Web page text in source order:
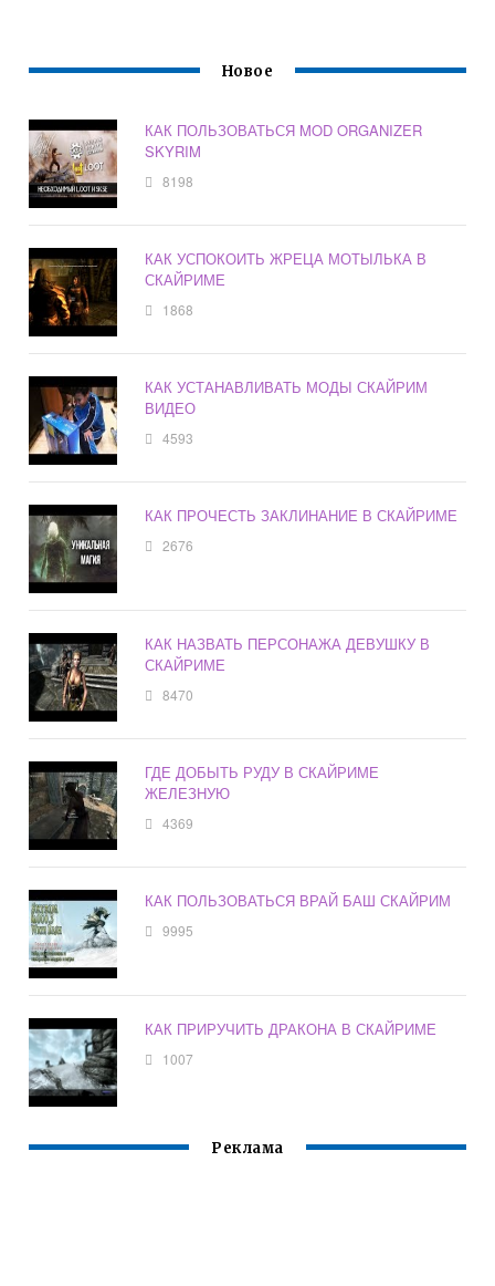
Новое
КАК ПОЛЬЗОВАТЬСЯ MOD ORGANIZER
SKYRIM
8198
КАК УСПОКОИТЬ ЖРЕЦА МОТЫЛЬКА В
СКАЙРИМЕ
1868
КАК УСТАНАВЛИВАТЬ МОДЫ СКАЙРИМ
ВИДЕО
4593
КАК ПРОЧЕСТЬ ЗАКЛИНАНИЕ В СКАЙРИМЕ
2676
КАК НАЗВАТЬ ПЕРСОНАЖА ДЕВУШКУ В
СКАЙРИМЕ
8470
ГДЕ ДОБЫТЬ РУДУ В СКАЙРИМЕ
ЖЕЛЕЗНУЮ
4369
КАК ПОЛЬЗОВАТЬСЯ ВРАЙ БАШ СКАЙРИМ
9995
КАК ПРИРУЧИТЬ ДРАКОНА В СКАЙРИМЕ
1007
Реклама